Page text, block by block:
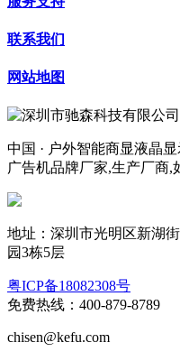
联系我们
网站地图
中国 · 户外智能商显液晶
广告机品牌厂家,生产厂商
地址：深圳市光明区新湖
园3栋5层
粤ICP备18082308号
免费热线：400-879-8789
chisen@kefu.com